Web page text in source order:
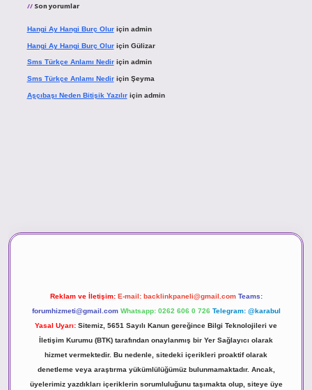
Son yorumlar
Hangi Ay Hangi Burç Oluriçin admin
Hangi Ay Hangi Burç Oluriçin Gülizar
Sms Türkçe Anlamı Nediriçin admin
Sms Türkçe Anlamı Nediriçin Şeyma
Aşçıbaşı Neden Bitişik Yazılıriçin admin
Reklam ve İletişim: E-mail: backlinkpaneli@gmail.com Teams:
forumhizmeti@gmail.com Whatsapp: 0262 606 0 726 Telegram: @karabul
Yasal Uyarı: Sitemiz, 5651 Sayılı Kanun gereğince Bilgi Teknolojileri ve
İletişim Kurumu (BTK) tarafından onaylanmış bir Yer Sağlayıcı olarak
hizmet vermektedir. Bu nedenle, sitedeki içerikleri proaktif olarak
denetleme veya araştırma yükümlülüğümüz bulunmamaktadır. Ancak,
üyelerimiz yazdıkları içeriklerin sorumluluğunu taşımakta olup, siteye üye